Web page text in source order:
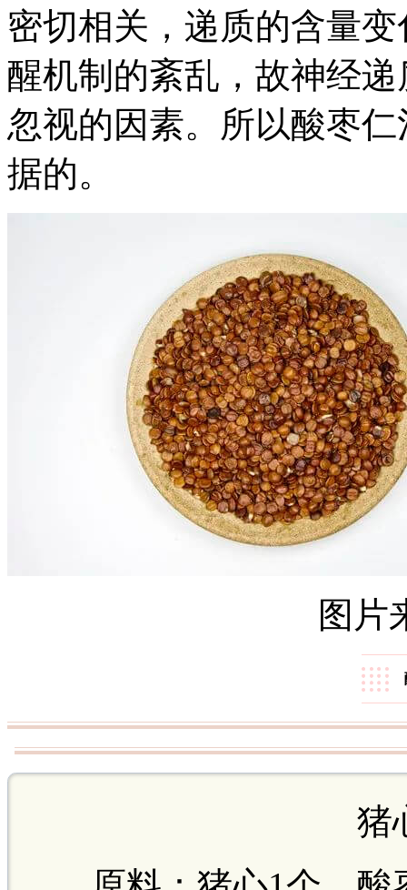
密切相关，递质的含量
醒机制的紊乱，故神经
忽视的因素。所以酸枣
据的。
图片
猪